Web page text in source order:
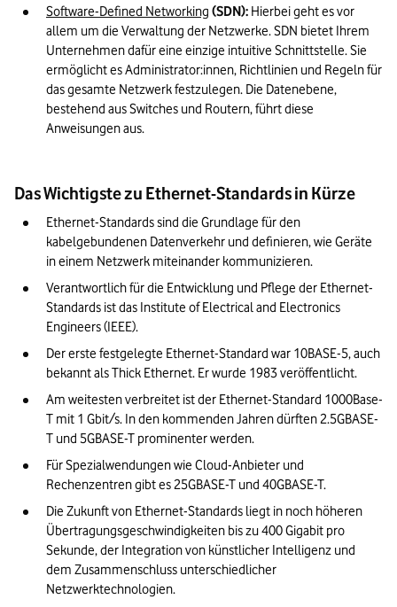
Software-Defined Networking (SDN): Hierbei geht es vor
allem um die Verwaltung der Netzwerke. SDN bietet Ihrem
Unternehmen dafür eine einzige intuitive Schnittstelle. Sie
ermöglicht es Administrator:innen, Richtlinien und Regeln für
das gesamte Netzwerk festzulegen. Die Datenebene,
bestehend aus Switches und Routern, führt diese
Anweisungen aus.
Das Wichtigste zu Ethernet-Standards in Kürze
Ethernet-Standards sind die Grundlage für den
kabelgebundenen Datenverkehr und definieren, wie Geräte
in einem Netzwerk miteinander kommunizieren.
Verantwortlich für die Entwicklung und Pflege der Ethernet-
Standards ist das Institute of Electrical and Electronics
Engineers (IEEE).
Der erste festgelegte Ethernet-Standard war 10BASE-5, auch
bekannt als Thick Ethernet. Er wurde 1983 veröffentlicht.
Am weitesten verbreitet ist der Ethernet-Standard 1000Base-
T mit 1 Gbit/s. In den kommenden Jahren dürften 2.5GBASE-
T und 5GBASE-T prominenter werden.
Für Spezialwendungen wie Cloud-Anbieter und
Rechenzentren gibt es 25GBASE-T und 40GBASE-T.
Die Zukunft von Ethernet-Standards liegt in noch höheren
Übertragungsgeschwindigkeiten bis zu 400 Gigabit pro
Sekunde, der Integration von künstlicher Intelligenz und
dem Zusammenschluss unterschiedlicher
Netzwerktechnologien.